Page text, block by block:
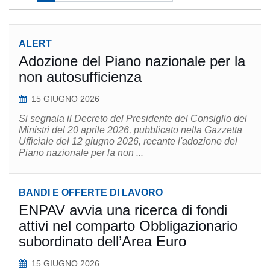
ALERT
Adozione del Piano nazionale per la
non autosufficienza
15 GIUGNO 2026
Si segnala il Decreto del Presidente del Consiglio dei
Ministri del 20 aprile 2026, pubblicato nella Gazzetta
Ufficiale del 12 giugno 2026, recante l'adozione del
Piano nazionale per la non ...
BANDI E OFFERTE DI LAVORO
ENPAV avvia una ricerca di fondi
attivi nel comparto Obbligazionario
subordinato dell’Area Euro
15 GIUGNO 2026